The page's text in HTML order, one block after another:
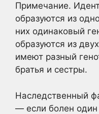
Примечание.
образуются из
них одинаковый
образуются из
имеют разный
братья и сестры.
Наследственный
— если болен один